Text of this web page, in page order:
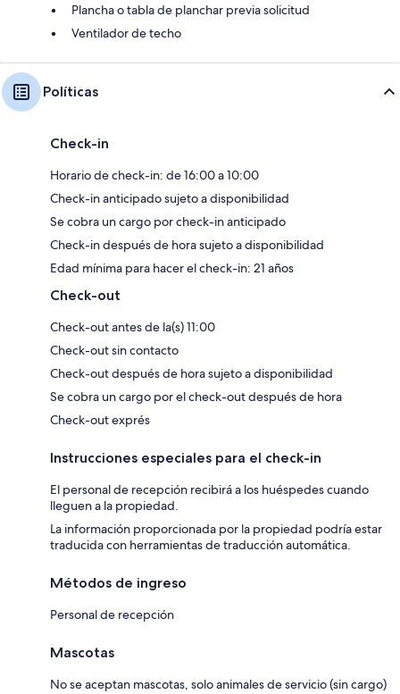
Plancha o tabla de planchar previa solicitud
Ventilador de techo
Políticas
Check-in
Horario de check-in: de 16:00 a 10:00
Check-in anticipado sujeto a disponibilidad
Se cobra un cargo por check-in anticipado
Check-in después de hora sujeto a disponibilidad
Edad mínima para hacer el check-in: 21 años
Check-out
Check-out antes de la(s) 11:00
Check-out sin contacto
Check-out después de hora sujeto a disponibilidad
Se cobra un cargo por el check-out después de hora
Check-out exprés
Instrucciones especiales para el check-in
El personal de recepción recibirá a los huéspedes cuando
lleguen a la propiedad.
La información proporcionada por la propiedad podría estar
traducida con herramientas de traducción automática.
Métodos de ingreso
Personal de recepción
Mascotas
No se aceptan mascotas, solo animales de servicio (sin cargo)